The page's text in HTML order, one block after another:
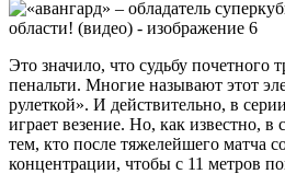
Это значило, что судьбу почетного
пенальти. Многие называют этот
рулеткой». И действительно, в
играет везение. Но, как известно, в
тем, кто после тяжелейшего матча
концентрации, чтобы с 11 метров